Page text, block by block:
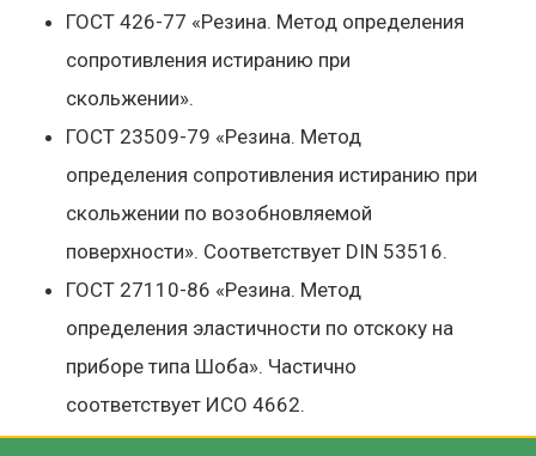
ГОСТ 426-77 «Резина. Метод определения
сопротивления истиранию при
скольжении».
ГОСТ 23509-79 «Резина. Метод
определения сопротивления истиранию при
скольжении по возобновляемой
поверхности». Соответствует DIN 53516.
ГОСТ 27110-86 «Резина. Метод
определения эластичности по отскоку на
приборе типа Шоба». Частично
соответствует ИСО 4662.